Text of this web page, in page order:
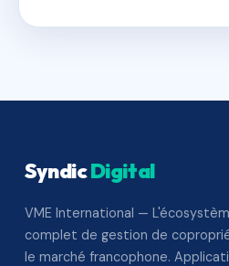
SyndicDigital
VME International —
complet de gestion de
le marché francophone.